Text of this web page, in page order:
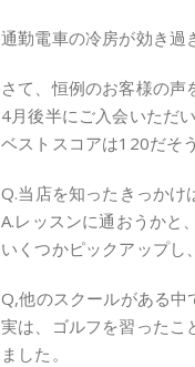
通勤電車の冷房が効き過
さて、恒例のお客様の声
4月後半にご入会いただ
ベストスコアは120だそ
Q.当店を知ったきっかけ
A.レッスンに通おうかと
いくつかピックアップし
Q,他のスクールがある中
実は、ゴルフを習ったこ
ました。